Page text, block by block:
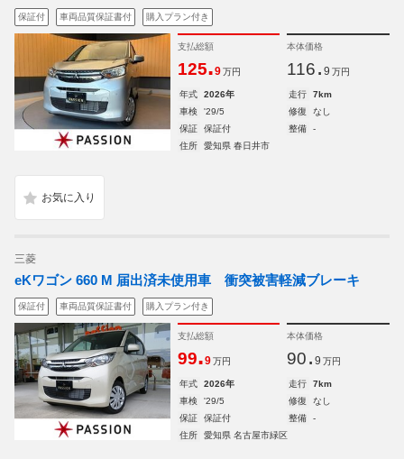
保証付 車両品質保証書付 購入プラン付き
支払総額
125.9 万円
本体価格
116. 9 万円
年式 2026年 走行
7km
車検
'29/5 修復
なし
保証
保証付 整備
-
住所
愛知県 春日井市
三菱
eKワゴン 660 M 届出済未使用車 衝突被害軽減ブレーキ
保証付 車両品質保証書付 購入プラン付き
支払総額
99.9 万円
本体価格
90. 9 万円
年式 2026年 走行
7km
車検
'29/5 修復
なし
保証
保証付 整備
-
住所
愛知県 名古屋市緑区